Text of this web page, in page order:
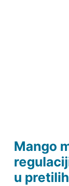
Mango
u